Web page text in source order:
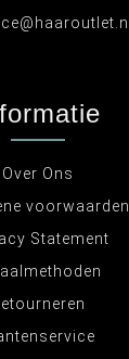
Over Ons
voorwaarden
Statement